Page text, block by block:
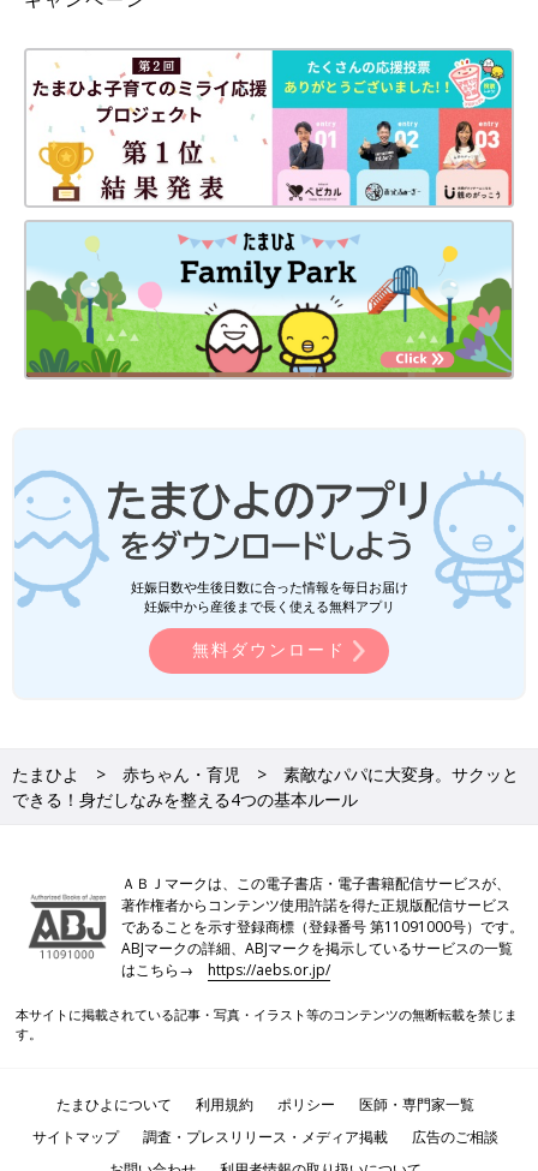
肌が清潔になったら、次は「保湿」です。
水は500円玉硬貨程度の大きさを、乳液は10円玉硬貨程度の大き
さを手やコットンに出し、顔の中心から外側に向かって優しく肌
に馴染ませます。化粧水、乳液の順番で行いましょう。
最後に、外部からのダメージを防ぐ「バリア」です。
外部刺激や乾燥から肌を守る保護クリームや紫外線対策の日焼け
止めを塗りましょう。紫外線はシミやシワの原因になり、これら
が増えると顔が老けた印象になります。
スキンケアに役立つプチプラアイテム
何を使えばいいのか迷ってしまう方や化粧水や乳液、美容液など
いくつもアイテムを使うのがめんどくさい方は、1つで保湿が完
それぞれで購入するよりもプチプラで済むところも魅力的。
ニキビや肌荒れが気になる方は薬用タイプのもの、敏感肌の方は
着色料やアルコールなどが無添加なもの、乾燥が気になる方はク
リームタイプのもの、べたつきが気になる方は化粧水タイプのも
のなど、自分の肌に合ったタイプを選んでみてください。迷った
ときは、奥さんや店員さんに相談してみましょう。
身だしなみを整えるときは、清潔感を意識するのがポイントで
ださいね。
妊娠日数や生後日数に合った情報を毎日お届け
妊娠中から産後まで長く使える無料アプリ
無料ダウンロード
たまひよ 赤ちゃん・育児
素敵なパパに大変身。サクッと
できる！身だしなみを整える4つの基本ルール
ＡＢＪマークは、この電子書店・電子書籍配信サービスが、
著作権者からコンテンツ使用許諾を得た正規版配信サービス
であることを示す登録商標（登録番号 第11091000号）です。
ABJマークの詳細、ABJマークを掲示しているサービスの一覧
はこちら→https://aebs.or.jp/
本サイトに掲載されている記事・写真・イラスト等のコンテンツの無断転載を禁じま
す。
たまひよについて 利用規約 ポリシー
医師・専門家一覧
サイトマップ
調査・プレスリリース・メディア掲載
広告のご相談